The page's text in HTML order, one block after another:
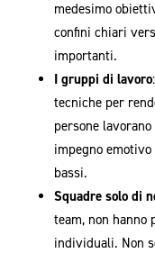
medesimo
confini chiari
importanti.
I gruppi di lavoro
tecniche per
persone
impegno
bassi.
Squadre solo di
team, non hanno
individuali. Non